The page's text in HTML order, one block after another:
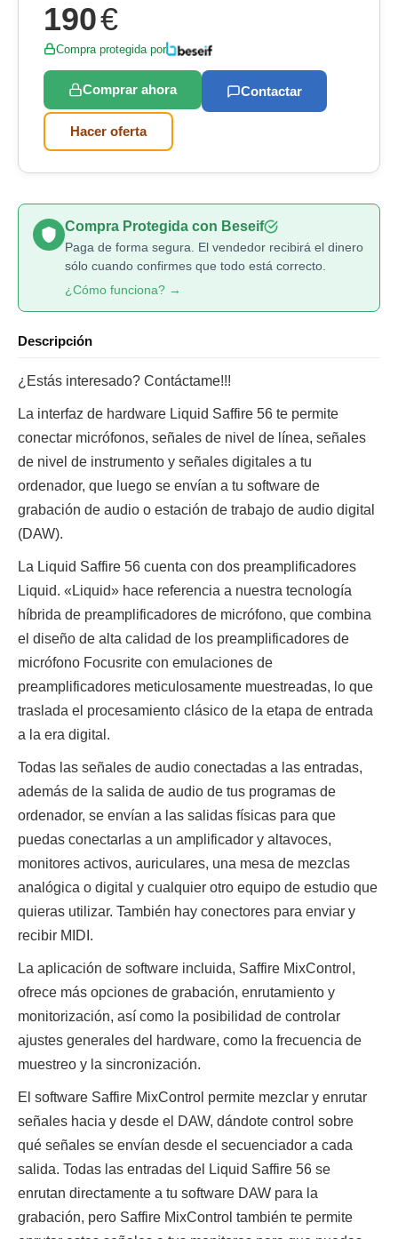
190€
Compra protegida por
Comprar ahora Contactar
Hacer oferta
Compra Protegida con Beseif
Paga de forma segura. El vendedor recibirá el dinero
sólo cuando confirmes que todo está correcto.
¿Cómo funciona? →
Descripción
¿Estás interesado? Contáctame!!!
La interfaz de hardware Liquid Saffire 56 te permite
conectar micrófonos, señales de nivel de línea, señales
de nivel de instrumento y señales digitales a tu
ordenador, que luego se envían a tu software de
grabación de audio o estación de trabajo de audio digital
(DAW).
La Liquid Saffire 56 cuenta con dos preamplificadores
Liquid. «Liquid» hace referencia a nuestra tecnología
híbrida de preamplificadores de micrófono, que combina
el diseño de alta calidad de los preamplificadores de
micrófono Focusrite con emulaciones de
preamplificadores meticulosamente muestreadas, lo que
traslada el procesamiento clásico de la etapa de entrada
a la era digital.
Todas las señales de audio conectadas a las entradas,
además de la salida de audio de tus programas de
ordenador, se envían a las salidas físicas para que
puedas conectarlas a un amplificador y altavoces,
monitores activos, auriculares, una mesa de mezclas
analógica o digital y cualquier otro equipo de estudio que
quieras utilizar. También hay conectores para enviar y
recibir MIDI.
La aplicación de software incluida, Saffire MixControl,
ofrece más opciones de grabación, enrutamiento y
monitorización, así como la posibilidad de controlar
ajustes generales del hardware, como la frecuencia de
muestreo y la sincronización.
El software Saffire MixControl permite mezclar y enrutar
señales hacia y desde el DAW, dándote control sobre
qué señales se envían desde el secuenciador a cada
salida. Todas las entradas del Liquid Saffire 56 se
enrutan directamente a tu software DAW para la
grabación, pero Saffire MixControl también te permite